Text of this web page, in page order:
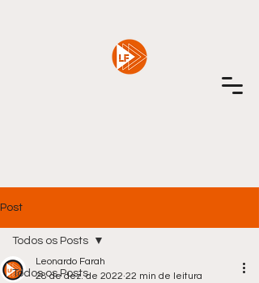
Post
Todos os Posts
Todos os Posts
Leonardo Farah
28 de dez. de 2022 22 min de leitura